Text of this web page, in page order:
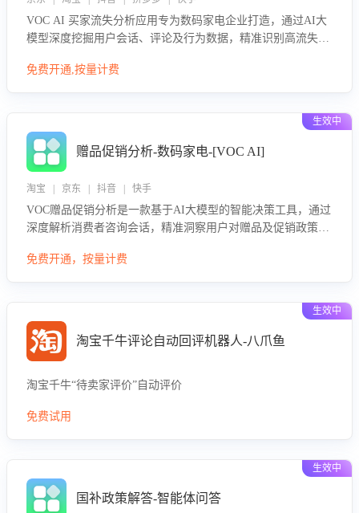
VOC AI 买家流失分析应用专为数码家电企业打造，通过AI大
模型深度挖掘用户会话、评论及行为数据，精准识别高流失风
迟、竞品价格冲击等。系统自动输出可落地的挽回策略，迅速
免费开通,按量计费
生效中
赠品促销分析-数码家电-[VOC AI]
淘宝 | 京东 | 抖音 | 快手
VOC赠品促销分析是一款基于AI大模型的智能决策工具，通过
深度解析消费者咨询会话，精准洞察用户对赠品及促销政策的
求，帮助企业制定个性化赠品组合策略，优化资源投放并淘汰
免费开通，按量计费
生效中
淘宝千牛评论自动回评机器人-八爪鱼
淘宝千牛“待卖家评价”自动评价
免费试用
生效中
国补政策解答-智能体问答